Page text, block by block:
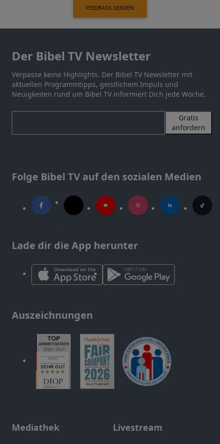
FEEDBACK SENDEN
Der Bibel TV Newsletter
Verpasse keine Highlights. Der Bibel TV Newsletter mit
aktuellen Programmtipps, geistlichem Impuls und
Neuigkeiten rund um Bibel TV informiert Dich jede Woche.
Gratis
anfordern
Folge Bibel TV auf den sozialen Medien
Lade dir die App herunter
Auszeichnungen
Mediathek Livestream